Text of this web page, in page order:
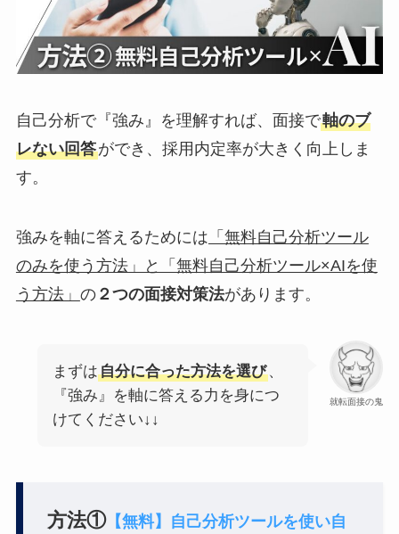
自己分析で『強み』を理解すれば、面接で軸のブ
レない回答ができ、採用内定率が大きく向上しま
す。
強みを軸に答えるためには 「無料自己分析ツール
のみを使う方法」と「無料自己分析ツール×AIを使
う方法」 の２つの面接対策法があります。
就転面接の鬼
まずは自分に合った方法を選び、
『強み』を軸に答える力を身につ
けてください↓↓
方法①【無料】自己分析ツールを使い自